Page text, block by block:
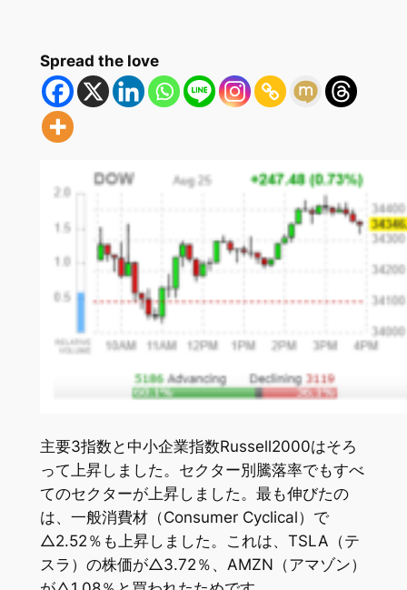
Spread the love
主要3指数と中小企業指数Russell2000はそろ
って上昇しました。セクター別騰落率でもすべ
てのセクターが上昇しました。最も伸びたの
は、一般消費材（Consumer Cyclical）で
△2.52％も上昇しました。これは、TSLA（テ
スラ）の株価が△3.72％、AMZN（アマゾン）